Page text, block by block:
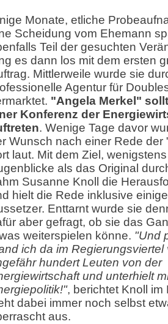
Monate, etliche
Scheidung vom Ehemann
Teil der gesuchten
es dann los mit dem ersten
Mittlerweile wurde sie
Agentur für
"Angela Merkel"
Konferenz der
. Wenige Tage davor
Wunsch nach einer Rede der
laut. Mit dem Ziel,
als das Original
Susanne Knoll die
hielt die Rede inklusive
Enttarnt wurde sie
aber gefragt, ob sie das
weiterspielen könne. "Und
ich da im Regierungsviertel
hundert Leuten von der
und unterhielt
, berichtet Knoll im
dabei immer noch selbst
aus.